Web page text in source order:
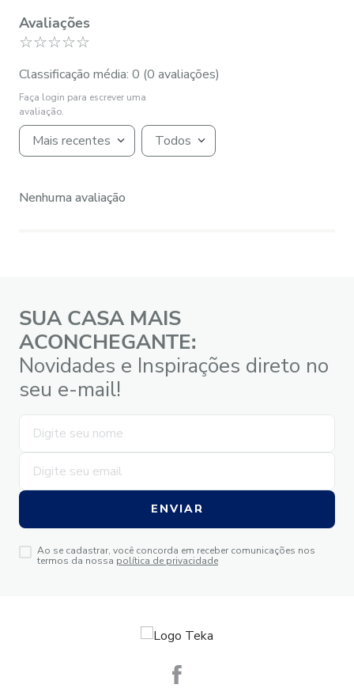
Avaliações
☆☆☆☆☆
Classificação média: 0 (0 avaliações)
Faça login para escrever uma
avaliação.
Mais recentes Todos
Nenhuma avaliação
SUA CASA MAIS
ACONCHEGANTE:
Novidades e Inspirações direto no
seu e-mail!
ENVIAR
Ao se cadastrar, você concorda em receber comunicações nos
termos da nossa política de privacidade